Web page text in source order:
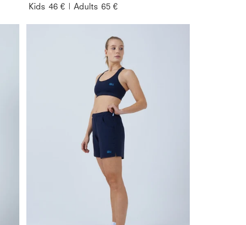
Kids 46 € | Adults 65 €